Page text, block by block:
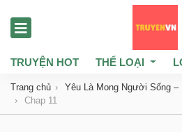
TRUYỆN HOT THỂ LOẠI
Trang chủ
Yêu Là Mong Người Sống –
Chap 11